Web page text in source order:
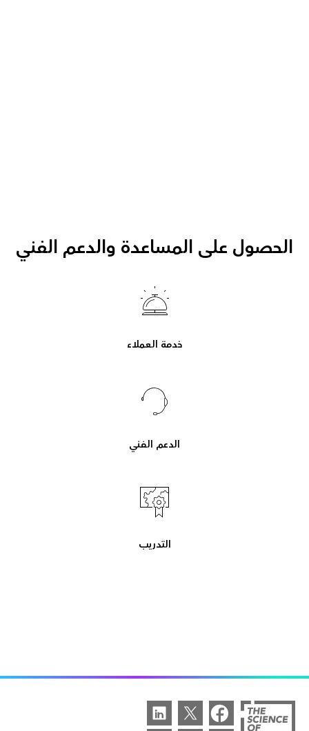
الحصول على المساعدة والدعم الفني
خدمة العملاء
الدعم الفني
التدريب